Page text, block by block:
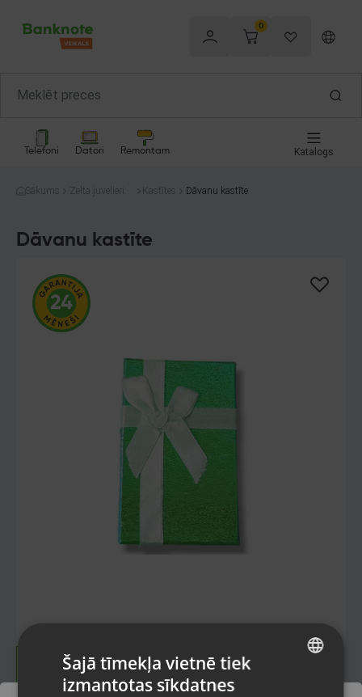
0
Telefoni Datori Remontam Katalogs
Sākums
Zelta juvelierizs
Kastītes Dāvanu kastīte
Dāvanu kastīte
Šajā tīmekļa vietnē tiek
izmantotas sīkdatnes